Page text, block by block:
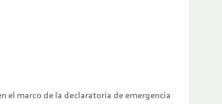
el marco de la declaratoria de emergencia